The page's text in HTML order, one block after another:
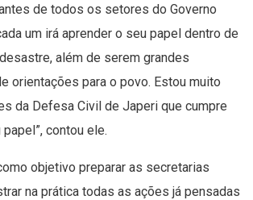
de todos os setores do Governo
um irá aprender o seu papel dentro de
além de serem grandes
orientações para o povo. Estou muito
da Defesa Civil de Japeri que cumpre
contou ele.
objetivo preparar as secretarias
na prática todas as ações já pensadas